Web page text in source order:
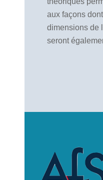
aux façons
dimensions de
seront